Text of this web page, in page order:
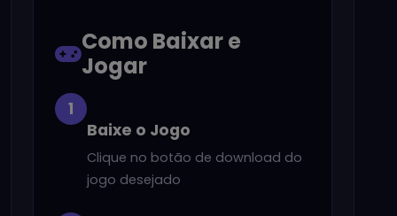
Como Baixar e
Jogar
1
Baixe o Jogo
Clique no botão de download do
jogo desejado